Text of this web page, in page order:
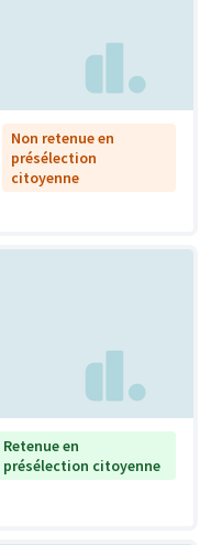
Non retenue en
présélection
citoyenne
Retenue en
présélection citoyenne